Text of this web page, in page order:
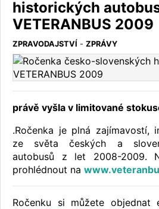
historických
VETERANBUS 2009
ZPRAVODAJSTVÍ - ZPRÁVY
právě vyšla v limitované
.Ročenka je plná zajímavostí,
ze světa českých a
autobusů z let 2008-2009.
prohlédnout na
Ročenku si můžete objednat